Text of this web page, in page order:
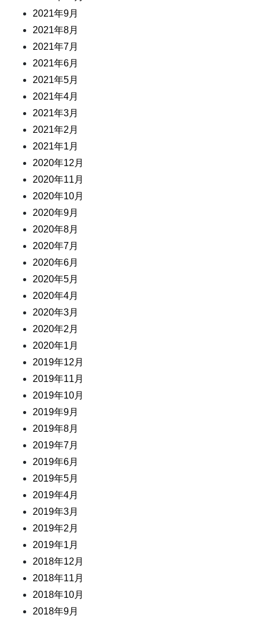
2021年9月
2021年8月
2021年7月
2021年6月
2021年5月
2021年4月
2021年3月
2021年2月
2021年1月
2020年12月
2020年11月
2020年10月
2020年9月
2020年8月
2020年7月
2020年6月
2020年5月
2020年4月
2020年3月
2020年2月
2020年1月
2019年12月
2019年11月
2019年10月
2019年9月
2019年8月
2019年7月
2019年6月
2019年5月
2019年4月
2019年3月
2019年2月
2019年1月
2018年12月
2018年11月
2018年10月
2018年9月